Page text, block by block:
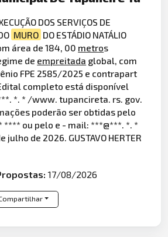
DOS SERVIÇOS DE
MURO DO ESTÁDIO NATÁLIO
área de 184, 00 metros
de empreitada global, com
FPE 2585/2025 e contrapart
completo está disponível
*. * /www. tupancireta. rs. gov.
poderão ser obtidas pelo
ou pelo e - mail: ***@***. *. *
julho de 2026. GUSTAVO HERTER
17/08/2026